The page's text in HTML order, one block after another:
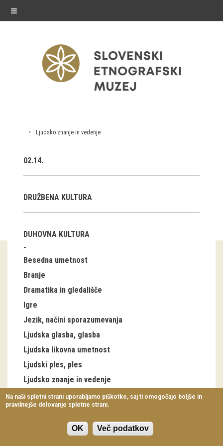
≡
razstave
Občasne razstave
Gostovanja
E-razstave
Virtualni sprehodi
Razstavni projekti
Napovednik
Arhiv razstav
dogodki
Koledar dogodkov
Prireditve
Predavanja
Delavnice
Vodeni ogledi
Ljudsko znanje in vedenje
02.14.
DRUŽBENA KULTURA
DUHOVNA KULTURA
Besedna umetnost
Branje
Dramatika in gledališče
Igre
Jezik, načini sporazumevanja
Ljudska glasba, glasba
Ljudska likovna umetnost
Ljudski ples, ples
Ljudsko znanje in vedenje
Ljudsko zdravilstvo
Slovenske blagovne znamke
Na naši spletni strani uporabljamo piškotke, saj ti omogočajo boljše in
pravilnejše delovanje spletne strani.
OK Več podatkov